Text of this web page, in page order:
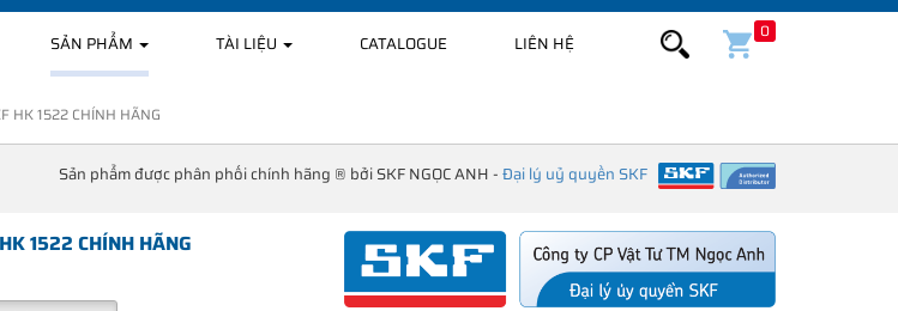
SẢN PHẨM TÀI LIỆU CATALOGUE LIÊN HỆ
0
HK 1522 CHÍNH HÃNG
Sản phẩm được phân phối chính hãng ® bởi SKF NGỌC ANH -Đại lý uỷ quyền SKF
1522 CHÍNH HÃNG